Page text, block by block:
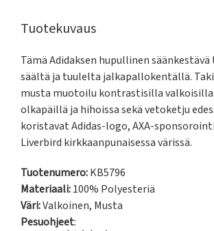
Tuotekuvaus
Tämä Adidaksen hupullinen säänkestävä
säältä ja tuulelta jalkapallokentällä.
musta muotoilu kontrastisilla
olkapäillä ja hihoissa sekä vetoketju
koristavat Adidas-logo, AXA-
Liverbird kirkkaanpunaisessa värissä.
Tuotenumero:KB5796
Materiaali:100% Polyesteriä
Väri:Valkoinen, Musta
Pesuohjeet: